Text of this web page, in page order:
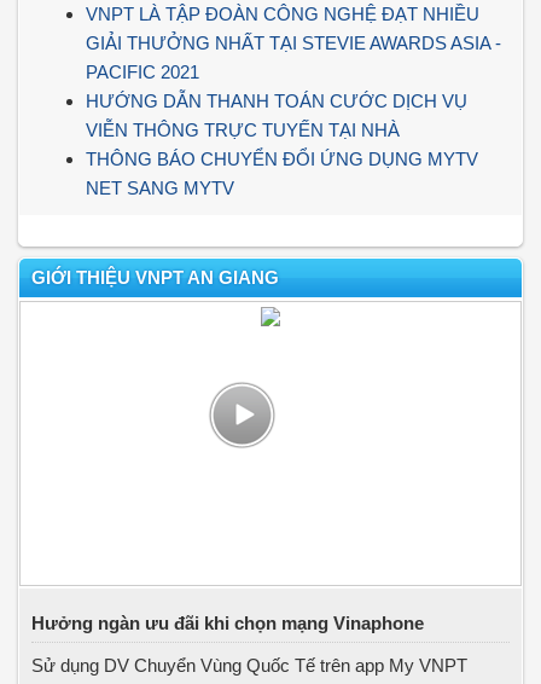
VNPT LÀ TẬP ĐOÀN CÔNG NGHỆ ĐẠT NHIỀU
GIẢI THƯỞNG NHẤT TẠI STEVIE AWARDS ASIA -
PACIFIC 2021
HƯỚNG DẪN THANH TOÁN CƯỚC DỊCH VỤ
VIỄN THÔNG TRỰC TUYẾN TẠI NHÀ
THÔNG BÁO CHUYỂN ĐỔI ỨNG DỤNG MYTV
NET SANG MYTV
GIỚI THIỆU VNPT AN GIANG
Hưởng ngàn ưu đãi khi chọn mạng Vinaphone
Sử dụng DV Chuyển Vùng Quốc Tế trên app My VNPT